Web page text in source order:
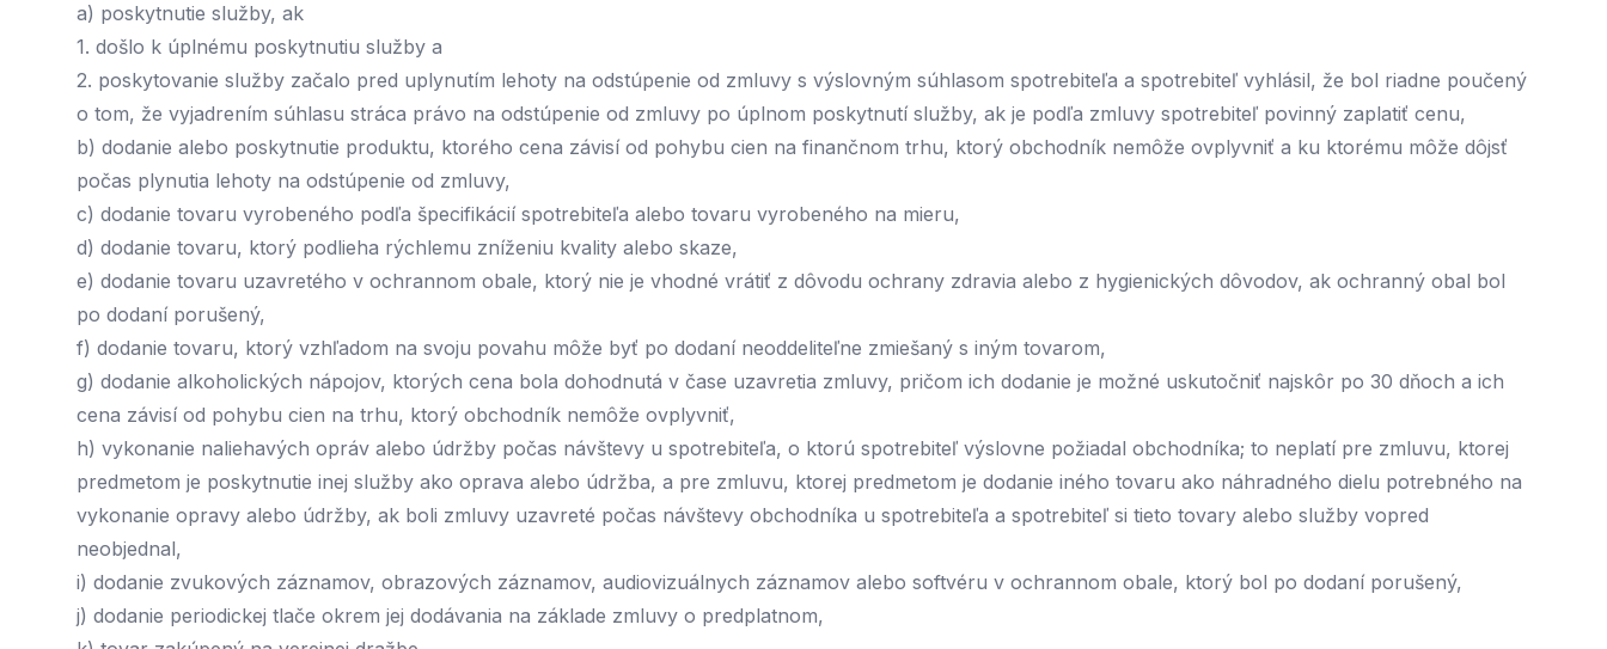
a) poskytnutie služby, ak
1. došlo k úplnému poskytnutiu služby a
2. poskytovanie služby začalo pred uplynutím lehoty na odstúpenie od zmluvy s výslovným súhlasom spotrebiteľa a spotrebiteľ vyhlásil, že bol riadne poučený
o tom, že vyjadrením súhlasu stráca právo na odstúpenie od zmluvy po úplnom poskytnutí služby, ak je podľa zmluvy spotrebiteľ povinný zaplatiť cenu,
b) dodanie alebo poskytnutie produktu, ktorého cena závisí od pohybu cien na finančnom trhu, ktorý obchodník nemôže ovplyvniť a ku ktorému môže dôjsť
počas plynutia lehoty na odstúpenie od zmluvy,
c) dodanie tovaru vyrobeného podľa špecifikácií spotrebiteľa alebo tovaru vyrobeného na mieru,
d) dodanie tovaru, ktorý podlieha rýchlemu zníženiu kvality alebo skaze,
e) dodanie tovaru uzavretého v ochrannom obale, ktorý nie je vhodné vrátiť z dôvodu ochrany zdravia alebo z hygienických dôvodov, ak ochranný obal bol
po dodaní porušený,
f) dodanie tovaru, ktorý vzhľadom na svoju povahu môže byť po dodaní neoddeliteľne zmiešaný s iným tovarom,
g) dodanie alkoholických nápojov, ktorých cena bola dohodnutá v čase uzavretia zmluvy, pričom ich dodanie je možné uskutočniť najskôr po 30 dňoch a ich
cena závisí od pohybu cien na trhu, ktorý obchodník nemôže ovplyvniť,
h) vykonanie naliehavých opráv alebo údržby počas návštevy u spotrebiteľa, o ktorú spotrebiteľ výslovne požiadal obchodníka; to neplatí pre zmluvu, ktorej
predmetom je poskytnutie inej služby ako oprava alebo údržba, a pre zmluvu, ktorej predmetom je dodanie iného tovaru ako náhradného dielu potrebného na
vykonanie opravy alebo údržby, ak boli zmluvy uzavreté počas návštevy obchodníka u spotrebiteľa a spotrebiteľ si tieto tovary alebo služby vopred
neobjednal,
i) dodanie zvukových záznamov, obrazových záznamov, audiovizuálnych záznamov alebo softvéru v ochrannom obale, ktorý bol po dodaní porušený,
j) dodanie periodickej tlače okrem jej dodávania na základe zmluvy o predplatnom,